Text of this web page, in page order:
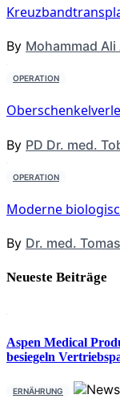
By Mohammad
OPERATION
By PD Dr. med.
OPERATION
Moderne
By Dr. med.
Neueste Beiträge
Aspen Medical
besiegeln
ERNÄHRUNG